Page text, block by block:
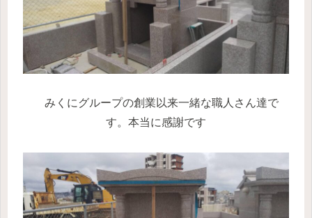
みくにグループの創業以来一緒な職人さん達で
す。本当に感謝です